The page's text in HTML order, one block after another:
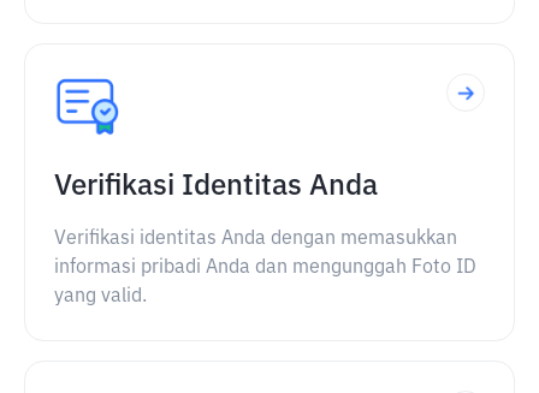
Verifikasi Identitas Anda
Verifikasi identitas Anda dengan memasukkan
informasi pribadi Anda dan mengunggah Foto ID
yang valid.